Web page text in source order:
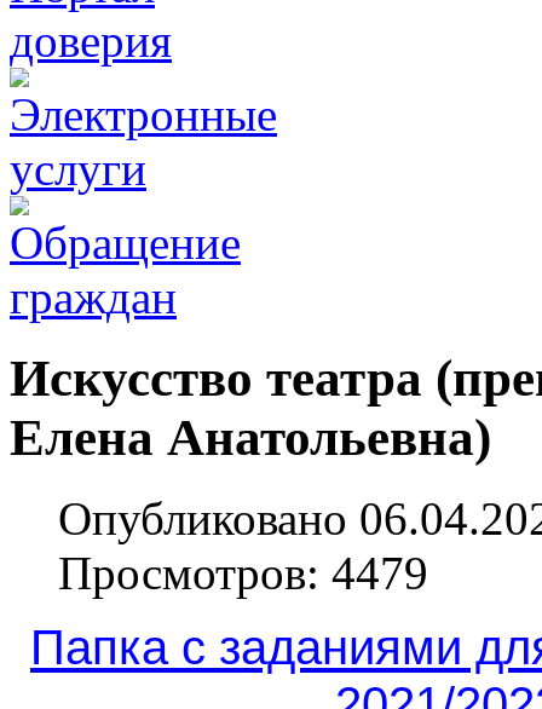
Искусство театра
Елена Анатольевна)
Опубликовано
Просмотров: 4479
Папка с заданиями